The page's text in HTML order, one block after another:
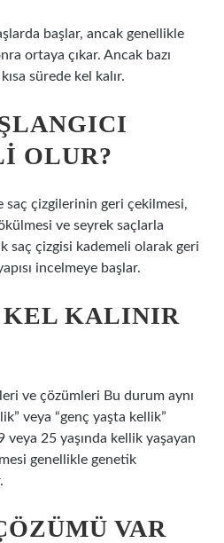
başlar, ancak genellikle
ortaya çıkar. Ancak bazı
sürede kel kalır.
OLUR?
çizgilerinin geri çekilmesi,
ve seyrek saçlarla
saç çizgisi kademeli olarak geri
incelmeye başlar.
KEL KALINIR
ve çözümleri Bu durum aynı
veya “genç yaşta kellik”
25 yaşında kellik yaşayan
genellikle genetik
VAR